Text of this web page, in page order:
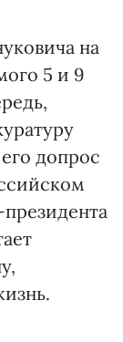
на
5 и 9
допрос